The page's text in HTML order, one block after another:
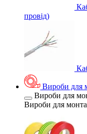
провід)
Вироби для
Вироби для
Вироби для